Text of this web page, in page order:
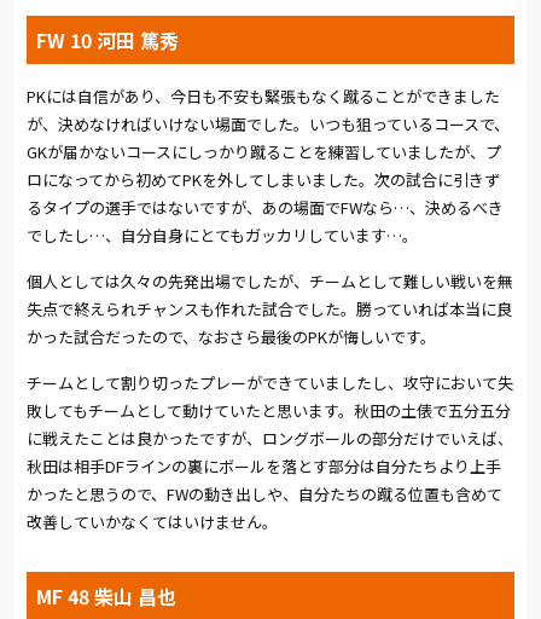
て、上位との対戦が続く8月に向けて、しっかりと準備していき
たい。
(総評:岩本 勝暁)
FW 10 河田 篤秀
PKには自信があり、今日も不安も緊張もなく蹴ることができました
が、決めなければいけない場面でした。いつも狙っているコースで、
GKが届かないコースにしっかり蹴ることを練習していましたが、プ
ロになってから初めてPKを外してしまいました。次の試合に引きず
るタイプの選手ではないですが、あの場面でFWなら…、決めるべき
でしたし…、自分自身にとてもガッカリしています…。
個人としては久々の先発出場でしたが、チームとして難しい戦いを無
失点で終えられチャンスも作れた試合でした。勝っていれば本当に良
かった試合だったので、なおさら最後のPKが悔しいです。
チームとして割り切ったプレーができていましたし、攻守において失
敗してもチームとして動けていたと思います。秋田の土俵で五分五分
に戦えたことは良かったですが、ロングボールの部分だけでいえば、
秋田は相手DFラインの裏にボールを落とす部分は自分たちより上手
かったと思うので、 FWの動き出しや、自分たちの蹴る位置も含めて
改善していかなくてはいけません。
MF 48 柴山 昌也